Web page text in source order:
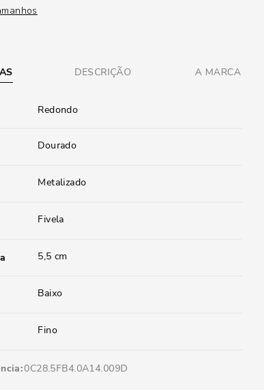
DESCRIÇÃO A MARCA
Redondo
Dourado
Metalizado
Fivela
5,5 cm
Baixo
Fino
0C28.5FB4.0A14.009D